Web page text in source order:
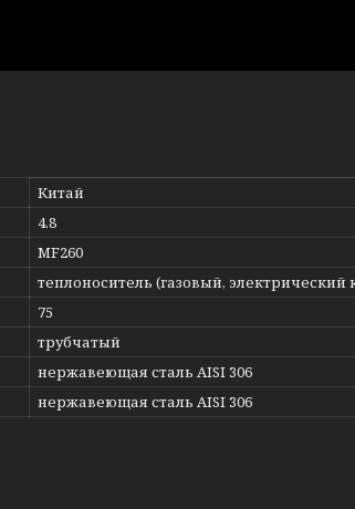
Китай
4.8
MF260
теплоноситель (газовый, электрический
75
трубчатый
нержавеющая сталь AISI 306
нержавеющая сталь AISI 306